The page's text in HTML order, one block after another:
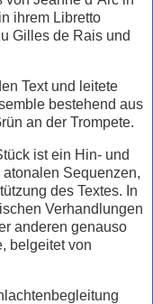
ihrem Libretto
Gilles de Rais und
Text und leitete
bestehend aus
an der Trompete.
ist ein Hin- und
Sequenzen,
des Textes. In
Verhandlungen
anderen genauso
belgeitet von